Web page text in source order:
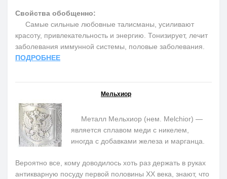
Свойства обобщенно:
Самые сильные любовные талисманы, усиливают
красоту, привлекательность и энергию. Тонизирует, лечит
заболевания иммунной системы, половые заболевания.
ПОДРОБНЕЕ
Мельхиор
Металл Мельхиор (нем. Melchior) —
является сплавом меди с никелем,
иногда с добавками железа и марганца.
Вероятно все, кому доводилось хоть раз держать в руках
антикварную посуду первой половины ХХ века, знают, что